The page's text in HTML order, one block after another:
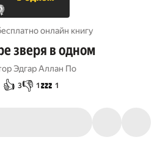
онлайн книгу
зверя в одном
Эдгар Аллан По
👍 3👎 1 💤 1